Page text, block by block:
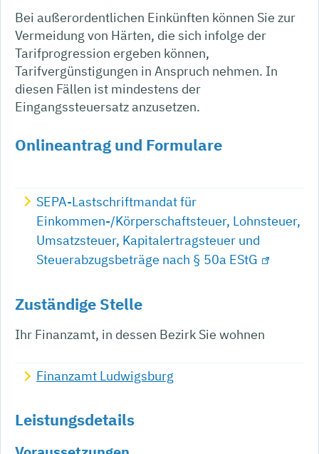
Bei außerordentlichen Einkünften können Sie zur
Vermeidung von Härten, die sich infolge der
Tarifprogression ergeben können,
Tarifvergünstigungen in Anspruch nehmen. In
diesen Fällen ist mindestens der
Eingangssteuersatz anzusetzen.
Onlineantrag und Formulare
SEPA-Lastschriftmandat für
Einkommen-/Körperschaftsteuer, Lohnsteuer,
Umsatzsteuer, Kapitalertragsteuer und
Steuerabzugsbeträge nach § 50a EStG
Zuständige Stelle
Ihr Finanzamt, in dessen Bezirk Sie wohnen
Finanzamt Ludwigsburg
Leistungsdetails